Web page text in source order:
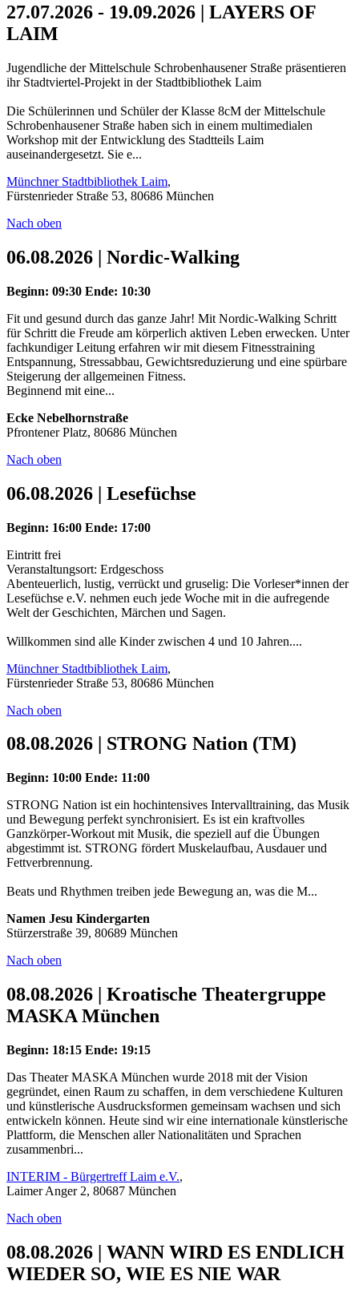
27.07.2026 - 19.09.2026 | LAYERS OF
LAIM
Jugendliche der Mittelschule Schrobenhausener Straße präsentieren
ihr Stadtviertel-Projekt in der Stadtbibliothek Laim
Die Schülerinnen und Schüler der Klasse 8cM der Mittelschule
Schrobenhausener Straße haben sich in einem multimedialen
Workshop mit der Entwicklung des Stadtteils Laim
auseinandergesetzt. Sie e...
Münchner Stadtbibliothek Laim,
Fürstenrieder Straße 53, 80686 München
Nach oben
06.08.2026 | Nordic-Walking
Beginn: 09:30 Ende: 10:30
Fit und gesund durch das ganze Jahr! Mit Nordic-Walking Schritt
für Schritt die Freude am körperlich aktiven Leben erwecken. Unter
fachkundiger Leitung erfahren wir mit diesem Fitnesstraining
Entspannung, Stressabbau, Gewichtsreduzierung und eine spürbare
Steigerung der allgemeinen Fitness.
Beginnend mit eine...
Ecke Nebelhornstraße
Pfrontener Platz, 80686 München
Nach oben
06.08.2026 | Lesefüchse
Beginn: 16:00 Ende: 17:00
Eintritt frei
Veranstaltungsort: Erdgeschoss
Abenteuerlich, lustig, verrückt und gruselig: Die Vorleser*innen der
Lesefüchse e.V. nehmen euch jede Woche mit in die aufregende
Welt der Geschichten, Märchen und Sagen.
Willkommen sind alle Kinder zwischen 4 und 10 Jahren....
Münchner Stadtbibliothek Laim,
Fürstenrieder Straße 53, 80686 München
Nach oben
08.08.2026 | STRONG Nation (TM)
Beginn: 10:00 Ende: 11:00
STRONG Nation ist ein hochintensives Intervalltraining, das Musik
und Bewegung perfekt synchronisiert. Es ist ein kraftvolles
Ganzkörper-Workout mit Musik, die speziell auf die Übungen
abgestimmt ist. STRONG fördert Muskelaufbau, Ausdauer und
Fettverbrennung.
Beats und Rhythmen treiben jede Bewegung an, was die M...
Namen Jesu Kindergarten
Stürzerstraße 39, 80689 München
Nach oben
08.08.2026 | Kroatische Theatergruppe
MASKA München
Beginn: 18:15 Ende: 19:15
Das Theater MASKA München wurde 2018 mit der Vision
gegründet, einen Raum zu schaffen, in dem verschiedene Kulturen
und künstlerische Ausdrucksformen gemeinsam wachsen und sich
entwickeln können. Heute sind wir eine internationale künstlerische
Plattform, die Menschen aller Nationalitäten und Sprachen
zusammenbri...
INTERIM - Bürgertreff Laim e.V.,
Laimer Anger 2, 80687 München
Nach oben
08.08.2026 | WANN WIRD ES ENDLICH
WIEDER SO, WIE ES NIE WAR